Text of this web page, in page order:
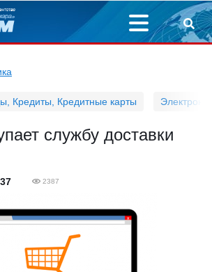
Кредиты, Кредитные карты
службу доставки
2387